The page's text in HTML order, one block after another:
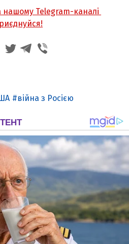
нашому Telegram-каналі
війна з Росією